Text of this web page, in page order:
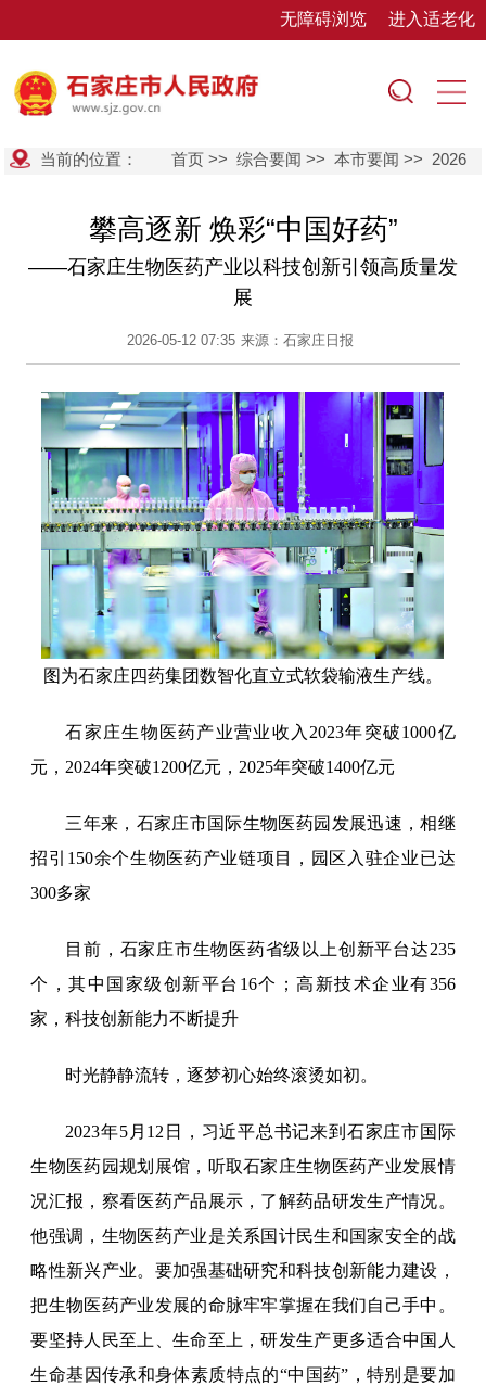
无障碍浏览 进入适老化
当前的位置： 首页 >>综合要闻 >>本市要闻 >> 2026
攀高逐新 焕彩“中国好药”
——石家庄生物医药产业以科技创新引领高质量发
展
2026-05-12 07:35 来源：石家庄日报
图为石家庄四药集团数智化直立式软袋输液生产线。
石家庄生物医药产业营业收入2023年突破1000亿
元，2024年突破1200亿元，2025年突破1400亿元
三年来，石家庄市国际生物医药园发展迅速，相继
招引150余个生物医药产业链项目，园区入驻企业已达
300多家
目前，石家庄市生物医药省级以上创新平台达235
个，其中国家级创新平台16个；高新技术企业有356
家，科技创新能力不断提升
时光静静流转，逐梦初心始终滚烫如初。
2023年5月12日，习近平总书记来到石家庄市国际
生物医药园规划展馆，听取石家庄生物医药产业发展情
况汇报，察看医药产品展示，了解药品研发生产情况。
他强调，生物医药产业是关系国计民生和国家安全的战
略性新兴产业。要加强基础研究和科技创新能力建设，
把生物医药产业发展的命脉牢牢掌握在我们自己手中。
要坚持人民至上、生命至上，研发生产更多适合中国人
生命基因传承和身体素质特点的“中国药”，特别是要加